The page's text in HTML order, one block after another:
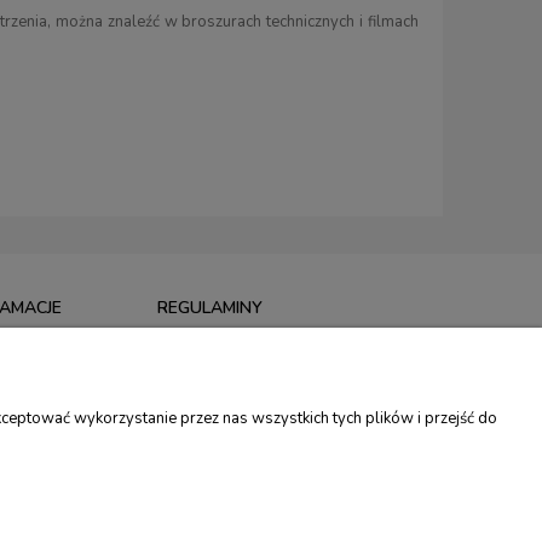
można znaleźć w broszurach technicznych i filmach
REGULAMINY
PROGRAM LOJALNOŚCIOWY
wykorzystanie przez nas wszystkich tych plików i przejść do